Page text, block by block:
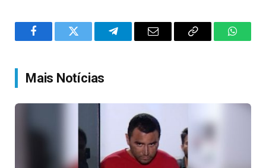
FacebookTwitter TelegramEmail
Copy
Mais Notícias